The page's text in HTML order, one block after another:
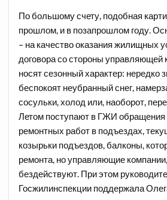
По большому счету, подобная
прошлом, и в позапрошлом году.
– на качество оказания жилищных
договора со стороны
носят сезонный характер: нередко
беспокоят неубранный снег,
сосульки, холод или, наоборот,
Летом поступают в ГЖИ обращения
ремонтных работ в подъездах,
козырьки подъездов, балконы,
ремонта, но управляющие
бездействуют. При этом
Госжилинспекции поддержала